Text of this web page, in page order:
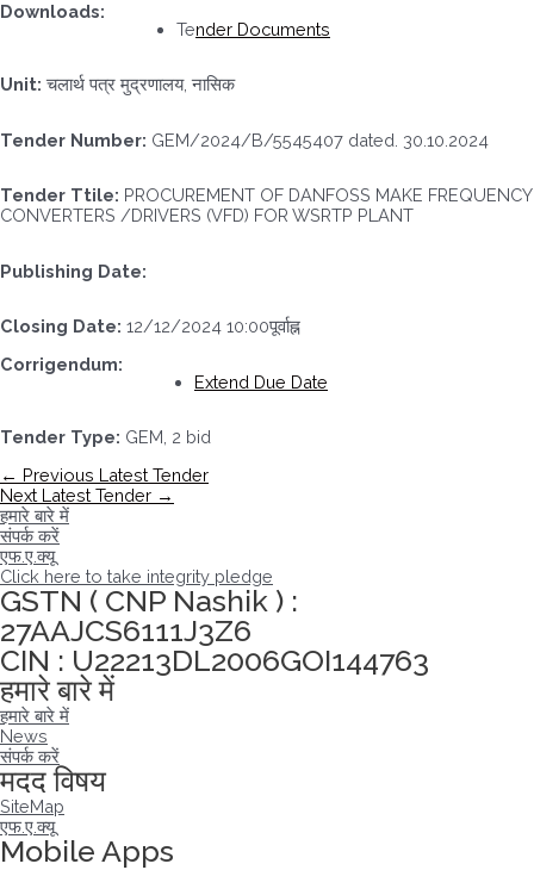
Downloads:
Tender Documents
Unit: चलार्थ पत्र मुद्रणालय, नासिक
Tender Number: GEM/2024/B/5545407 dated. 30.10.2024
Tender Ttile: PROCUREMENT OF DANFOSS MAKE FREQUENCY
CONVERTERS /DRIVERS (VFD) FOR WSRTP PLANT
Publishing Date:
Closing Date: 12/12/2024 10:00पूर्वाह्न
Corrigendum:
Extend Due Date
Tender Type: GEM, 2 bid
पोस्ट
नेविगेशन
← Previous Latest Tender
Next Latest Tender →
हमारे बारे में
संपर्क करें
एफ.ए.क्यू
Click here to take integrity pledge
GSTN ( CNP Nashik ) :
27AAJCS6111J3Z6
CIN : U22213DL2006GOI144763
हमारे बारे में
हमारे बारे में
News
संपर्क करें
मदद विषय
SiteMap
एफ.ए.क्यू
Mobile Apps